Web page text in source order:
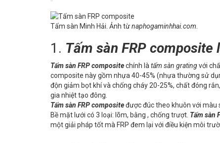
Tấm sàn Minh Hải. Ảnh từnaphogaminhhai.com
1. Tấm sàn FRP composite
Tấm sàn FRP compositechính là tấm sàn gratingvới
composite này gồm nhựa 40-45% (nhựa thường sử
độn giảm bọt khí và chống cháy 20-25%, chất đóng
gia nhiệt tạo đông.
Tấm sàn FRP compositeđược đúc theo khuôn với màu
Bề mặt lưới có 3 loại: lõm, bằng , chống trượt. Tấm sàn
một giải pháp tốt mà FRP đem lại với điều kiện môi